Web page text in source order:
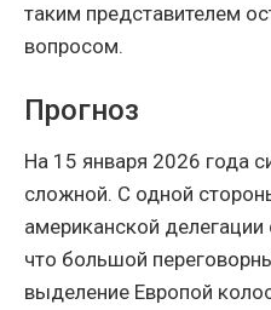
таким представителем
вопросом.
Прогноз
На 15 января 2026 года
сложной. С одной
американской делегации
что большой
выделение Европой